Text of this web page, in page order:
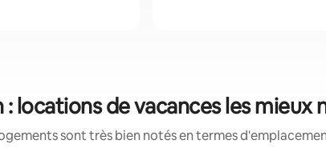
: locations de vacances les mieux
sont très bien notés en termes